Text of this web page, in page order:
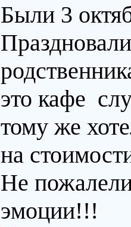
Были 3
это кафе
тому же
на
Не
эмоции!!!